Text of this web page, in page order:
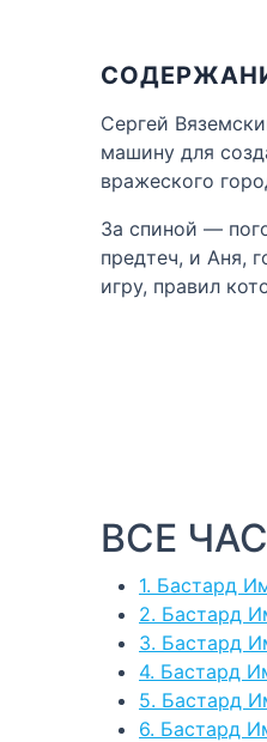
Сергей
машину для
вражеского
За спиной —
предтеч, и Аня,
игру, правил
ВСЕ
1. Бастард
2. Бастард
3. Бастард
4. Бастард
5. Бастард
6. Бастард